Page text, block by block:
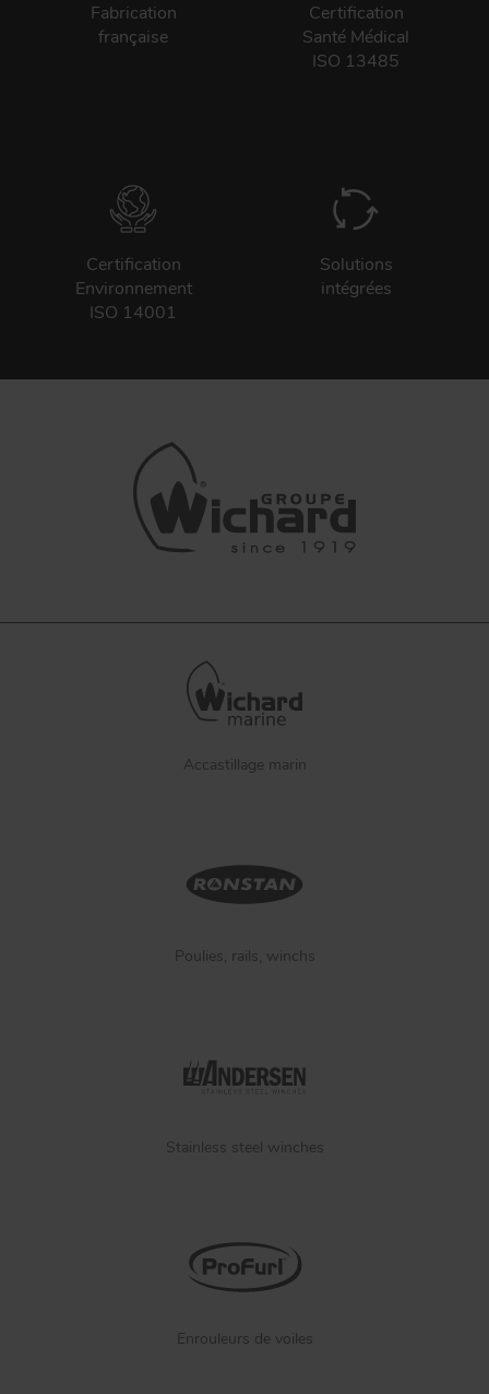
Fabrication
française
Certification
Santé Médical
ISO 13485
Certification
Environnement
ISO 14001
Solutions
intégrées
Accastillage marin
Poulies, rails, winchs
Stainless steel winches
Enrouleurs de voiles